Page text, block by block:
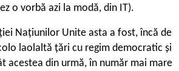
o vorbă azi la modă, din IT).
Națiunilor Unite asta a fost, încă de
laolaltă țări cu regim democratic și
acestea din urmă, în număr mai mare